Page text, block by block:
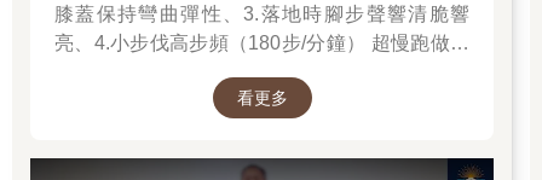
膝蓋保持彎曲彈性、3.落地時腳步聲響清脆響
亮、4.小步伐高步頻（180步/分鐘） 超慢跑做對
看更多